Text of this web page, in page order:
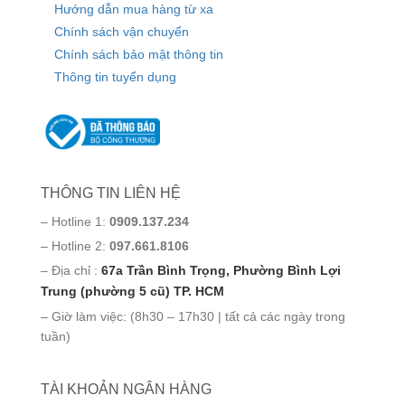
Hướng dẫn mua hàng từ xa
Chính sách vận chuyển
Chính sách bảo mật thông tin
Thông tin tuyển dụng
THÔNG TIN LIÊN HỆ
– Hotline 1: 0909.137.234
– Hotline 2: 097.661.8106
– Địa chỉ : 67a Trần Bình Trọng, Phường Bình Lợi
Trung (phường 5 cũ) TP. HCM
– Giờ làm việc: (8h30 – 17h30 | tất cả các ngày trong
tuần)
TÀI KHOẢN NGÂN HÀNG